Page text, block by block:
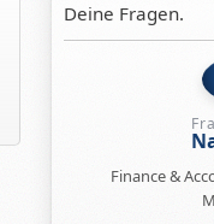
Deine Fragen.
Finance &